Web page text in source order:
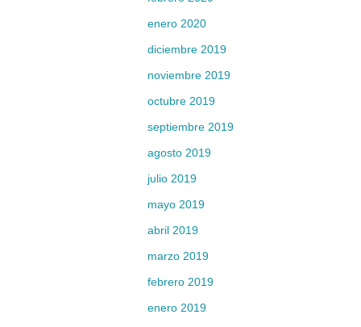
enero 2020
diciembre 2019
noviembre 2019
octubre 2019
septiembre 2019
agosto 2019
julio 2019
mayo 2019
abril 2019
marzo 2019
febrero 2019
enero 2019